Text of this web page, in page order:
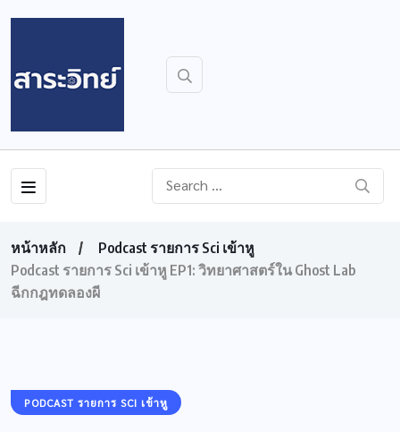
หน้าหลัก
Podcast รายการ Sci เข้าหู
Podcast รายการ Sci เข้าหู EP1: วิทยาศาสตร์ใน Ghost Lab
ฉีกกฎทดลองผี
PODCAST รายการ SCI เข้าหู